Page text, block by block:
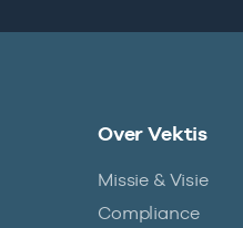
Over Vektis
Missie & Visie
Compliance